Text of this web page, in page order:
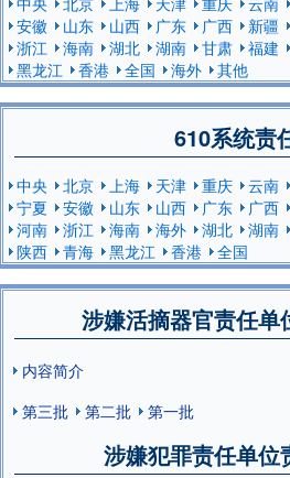
安徽
山东 山西 广东 广西 新疆
浙江
海南 湖北 湖南 甘肃 福建
黑龙江
香港 全国 海外 其他
610系统责
中央 北京 上海 天津 重庆 云南
宁夏
安徽 山东 山西 广东 广西
河南
浙江 海南 海外 湖北 湖南
陕西
青海 黑龙江 香港 全国
涉嫌活摘器官责任单
内容简介
第三批
第二批 第一批
涉嫌犯罪责任单位